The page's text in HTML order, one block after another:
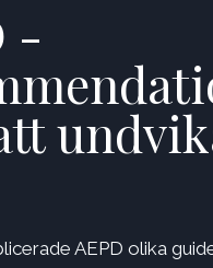
-
AEPD olika